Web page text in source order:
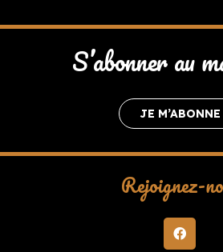
S’abonner au
JE M’ABONNE
Rejoignez-